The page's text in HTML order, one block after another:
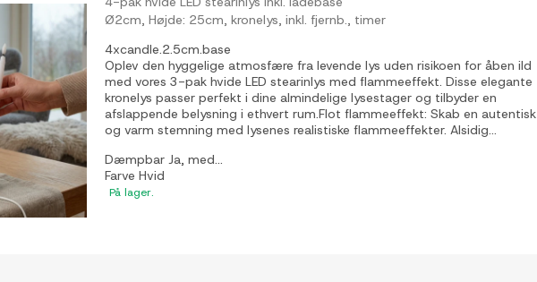
Ø2cm, Højde: 25cm, kronelys, inkl. fjernb., timer
4xcandle.2.5cm.base
Oplev den hyggelige atmosfære fra levende lys uden risikoen for åben ild
med vores 3-pak hvide LED stearinlys med flammeeffekt. Disse elegante
kronelys passer perfekt i dine almindelige lysestager og tilbyder en
afslappende belysning i ethvert rum.Flot flammeeffekt: Skab en autentisk
og varm stemning med lysenes realistiske flammeeffekter. Alsidig...
DæmpbarJa, med...
FarveHvid
På lager.